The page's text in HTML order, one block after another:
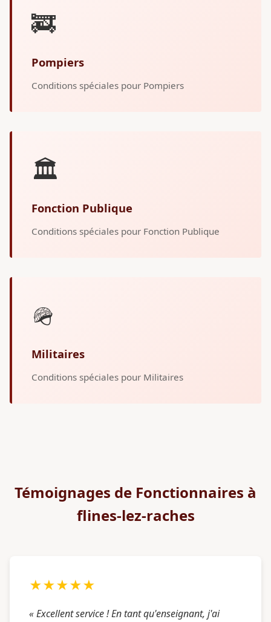
🚒
Pompiers
Conditions spéciales pour Pompiers
🏛️
Fonction Publique
Conditions spéciales pour Fonction Publique
🪖
Militaires
Conditions spéciales pour Militaires
Témoignages de Fonctionnaires à
flines-lez-raches
★★★★★
« Excellent service ! En tant qu'enseignant, j'ai